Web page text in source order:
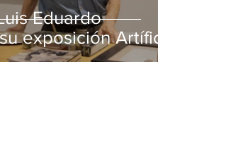
Eduardo
exposición Artífice
MUSA